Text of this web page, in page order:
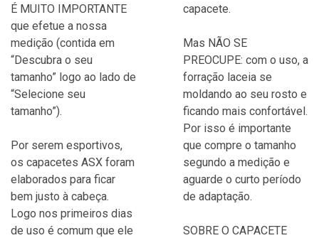
É MUITO IMPORTANTE
que efetue a nossa
medição (contida em
“Descubra o seu
tamanho” logo ao lado de
“Selecione seu
tamanho”).
Por serem esportivos,
os capacetes ASX foram
elaborados para ficar
bem justo à cabeça.
Logo nos primeiros dias
de uso é comum que ele
capacete.
Mas NÃO SE
PREOCUPE: com o uso, a
forração laceia se
moldando ao seu rosto e
ficando mais confortável.
Por isso é importante
que compre o tamanho
segundo a medição e
aguarde o curto período
de adaptação.
SOBRE O CAPACETE